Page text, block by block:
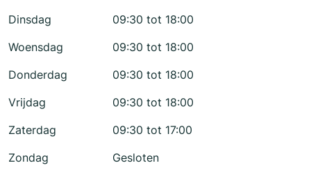
Dinsdag
09:30 tot 18:00
Woensdag
09:30 tot 18:00
Donderdag
09:30 tot 18:00
Vrijdag
09:30 tot 18:00
Zaterdag
09:30 tot 17:00
Zondag
Gesloten